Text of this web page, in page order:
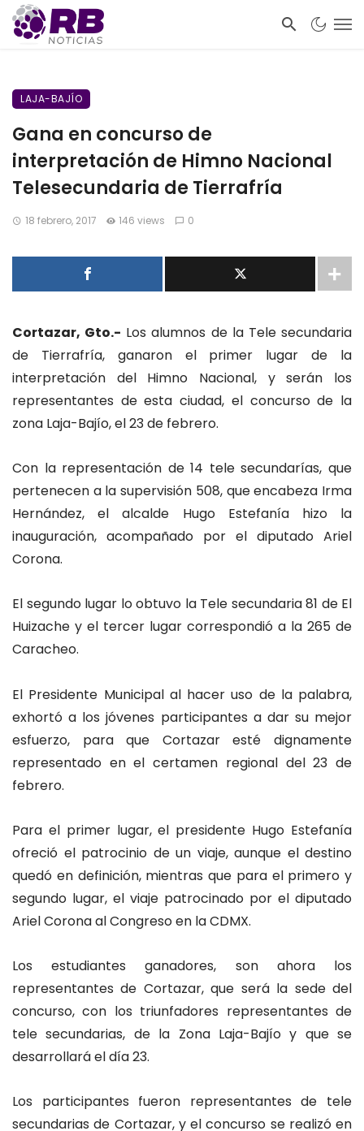
LAJA-BAJÍO
Gana en concurso de
interpretación de Himno Nacional
Telesecundaria de Tierrafría
18 febrero, 2017 146 views 0
Cortazar, Gto.- Los alumnos de la Tele secundaria
de Tierrafría, ganaron el primer lugar de la
interpretación del Himno Nacional, y serán los
representantes de esta ciudad, el concurso de la
zona Laja-Bajío, el 23 de febrero.
Con la representación de 14 tele secundarías, que
pertenecen a la supervisión 508, que encabeza Irma
Hernández, el alcalde Hugo Estefanía hizo la
inauguración, acompañado por el diputado Ariel
Corona.
El segundo lugar lo obtuvo la Tele secundaria 81 de El
Huizache y el tercer lugar correspondió a la 265 de
Caracheo.
El Presidente Municipal al hacer uso de la palabra,
exhortó a los jóvenes participantes a dar su mejor
esfuerzo, para que Cortazar esté dignamente
representado en el certamen regional del 23 de
febrero.
Para el primer lugar, el presidente Hugo Estefanía
ofreció el patrocinio de un viaje, aunque el destino
quedó en definición, mientras que para el primero y
segundo lugar, el viaje patrocinado por el diputado
Ariel Corona al Congreso en la CDMX.
Los estudiantes ganadores, son ahora los
representantes de Cortazar, que será la sede del
concurso, con los triunfadores representantes de
tele secundarias, de la Zona Laja-Bajío y que se
desarrollará el día 23.
Los participantes fueron representantes de tele
secundarias de Cortazar, y el concurso se realizó en